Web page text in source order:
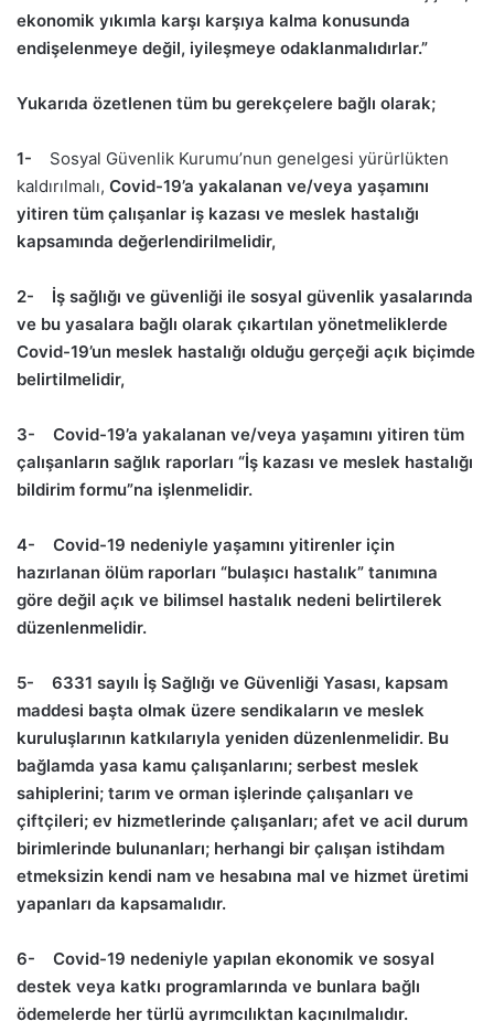
ekonomik yıkımla karşı karşıya kalma konusunda
endişelenmeye değil, iyileşmeye odaklanmalıdırlar.”
Yukarıda özetlenen tüm bu gerekçelere bağlı olarak;
1- Sosyal Güvenlik Kurumu’nun genelgesi yürürlükten
kaldırılmalı, Covid-19’a yakalanan ve/veya yaşamını
yitiren tüm çalışanlar iş kazası ve meslek hastalığı
kapsamında değerlendirilmelidir,
2- İş sağlığı ve güvenliği ile sosyal güvenlik yasalarında
ve bu yasalara bağlı olarak çıkartılan yönetmeliklerde
Covid-19’un meslek hastalığı olduğu gerçeği açık biçimde
belirtilmelidir,
3- Covid-19’a yakalanan ve/veya yaşamını yitiren tüm
çalışanların sağlık raporları “İş kazası ve meslek hastalığı
bildirim formu”na işlenmelidir.
4- Covid-19 nedeniyle yaşamını yitirenler için
hazırlanan ölüm raporları “bulaşıcı hastalık” tanımına
göre değil açık ve bilimsel hastalık nedeni belirtilerek
düzenlenmelidir.
5- 6331 sayılı İş Sağlığı ve Güvenliği Yasası, kapsam
maddesi başta olmak üzere sendikaların ve meslek
kuruluşlarının katkılarıyla yeniden düzenlenmelidir. Bu
bağlamda yasa kamu çalışanlarını; serbest meslek
sahiplerini; tarım ve orman işlerinde çalışanları ve
çiftçileri; ev hizmetlerinde çalışanları; afet ve acil durum
birimlerinde bulunanları; herhangi bir çalışan istihdam
etmeksizin kendi nam ve hesabına mal ve hizmet üretimi
yapanları da kapsamalıdır.
6- Covid-19 nedeniyle yapılan ekonomik ve sosyal
destek veya katkı programlarında ve bunlara bağlı
ödemelerde her türlü ayrımcılıktan kaçınılmalıdır.